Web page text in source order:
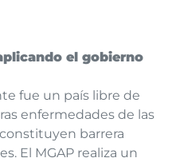
el gobierno
fue un país libre de
enfermedades de las
barrera
El MGAP realiza un